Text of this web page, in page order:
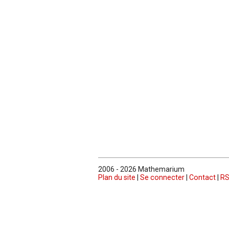
2006 - 2026 Mathemarium
Plan du site
Se connecter Contact